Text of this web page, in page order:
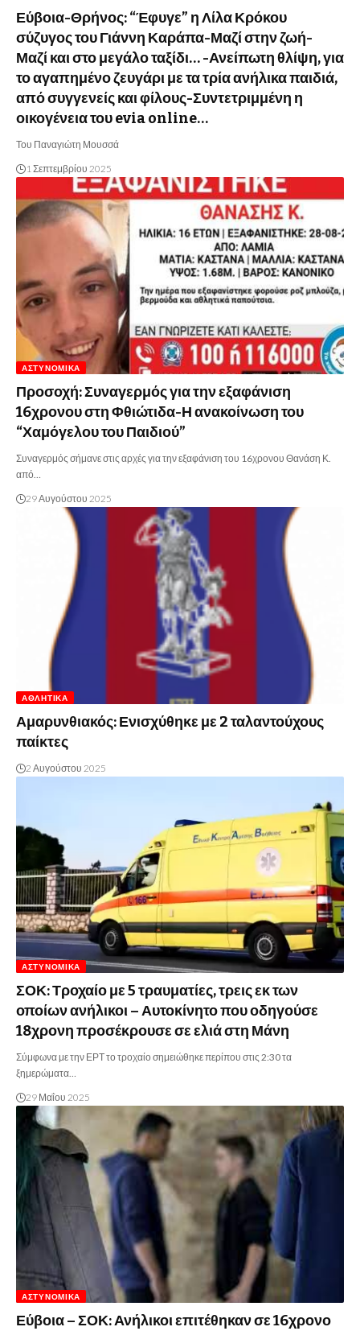
Εύβοια-Θρήνος: “Έφυγε” η Λίλα Κρόκου
σύζυγος του Γιάννη Καράπα-Μαζί στην ζωή-
Μαζί και στο μεγάλο ταξίδι… -Ανείπωτη θλίψη, για
το αγαπημένο ζευγάρι με τα τρία ανήλικα παιδιά,
από συγγενείς και φίλους-Συντετριμμένη η
οικογένεια του evia online…
Του Παναγιώτη Μουσσά
1 Σεπτεμβρίου 2025
ΑΣΤΥΝΟΜΙΚΆ
Προσοχή: Συναγερμός για την εξαφάνιση
16χρονου στη Φθιώτιδα-Η ανακοίνωση του
“Χαμόγελου του Παιδιού”
Συναγερμός σήμανε στις αρχές για την εξαφάνιση του 16χρονου Θανάση Κ.
από…
29 Αυγούστου 2025
ΑΘΛΗΤΙΚΆ
Αμαρυνθιακός: Ενισχύθηκε με 2 ταλαντούχους
παίκτες
2 Αυγούστου 2025
ΑΣΤΥΝΟΜΙΚΆ
ΣΟΚ: Τροχαίο με 5 τραυματίες, τρεις εκ των
οποίων ανήλικοι – Αυτοκίνητο που οδηγούσε
18χρονη προσέκρουσε σε ελιά στη Μάνη
Σύμφωνα με την ΕΡΤ το τροχαίο σημειώθηκε περίπου στις 2:30 τα
ξημερώματα…
29 Μαΐου 2025
ΑΣΤΥΝΟΜΙΚΆ
Εύβοια – ΣΟΚ: Ανήλικοι επιτέθηκαν σε 16χρονο